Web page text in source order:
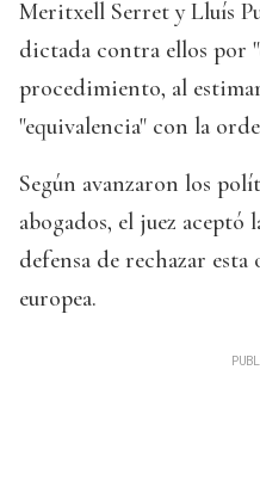
Meritxell Serret y Lluís
dictada contra ellos por
procedimiento, al
"equivalencia" con la
Según avanzaron los
abogados, el juez
defensa de rechazar
europea.